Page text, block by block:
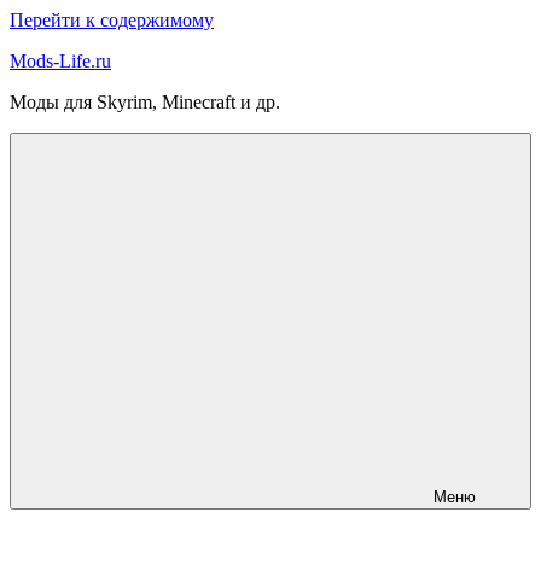
Перейти к содержимому
Mods-Life.ru
Моды для Skyrim, Minecraft и др.
Меню